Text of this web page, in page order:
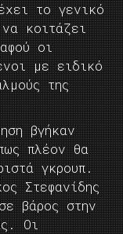
το γενικό
κοιτάζει
οι
με ειδικό
της
βγήκαν
πλέον θα
γκρουπ.
Στεφανίδης
βάρος στην
Οι